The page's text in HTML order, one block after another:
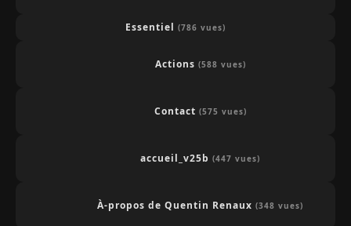
Essentiel (786 vues)
Actions (588 vues)
Contact (575 vues)
accueil_v25b (447 vues)
À-propos de Quentin Renaux (348 vues)